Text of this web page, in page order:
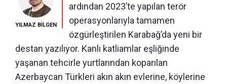
YILMAZ BİLGEN
ardından 2023’te yapılan terör
operasyonlarıyla tamamen
özgürleştirilen Karabağ’da yeni bir
destan yazılıyor. Kanlı katliamlar eşliğinde
yaşanan tehcirle yurtlarından koparılan
Azerbaycan Türkleri akın akın evlerine, köylerine